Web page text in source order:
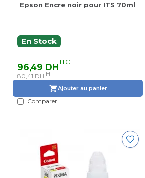
Epson Encre noir pour ITS 70ml
En Stock
96,49 DHTTC
80,41 DH HT
Ajouter au panier
Comparer